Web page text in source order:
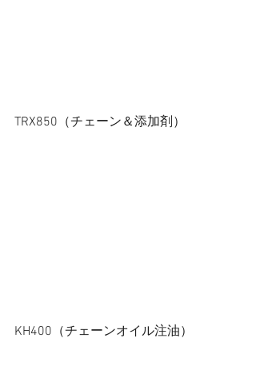
TRX850（チェーン＆添加剤）
KH400（チェーンオイル注油）